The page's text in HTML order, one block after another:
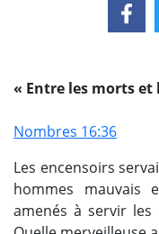
« Entre les morts et
Nombres 16:36
Les encensoirs
hommes mauvais
amenés à servir les